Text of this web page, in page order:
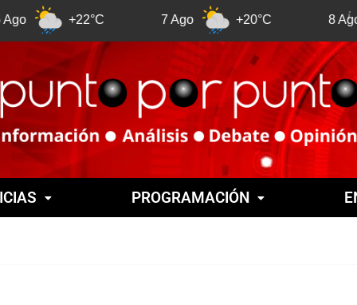
+22°C 7 Ago +20°C 8 Ago
PROGRAMACIÓN